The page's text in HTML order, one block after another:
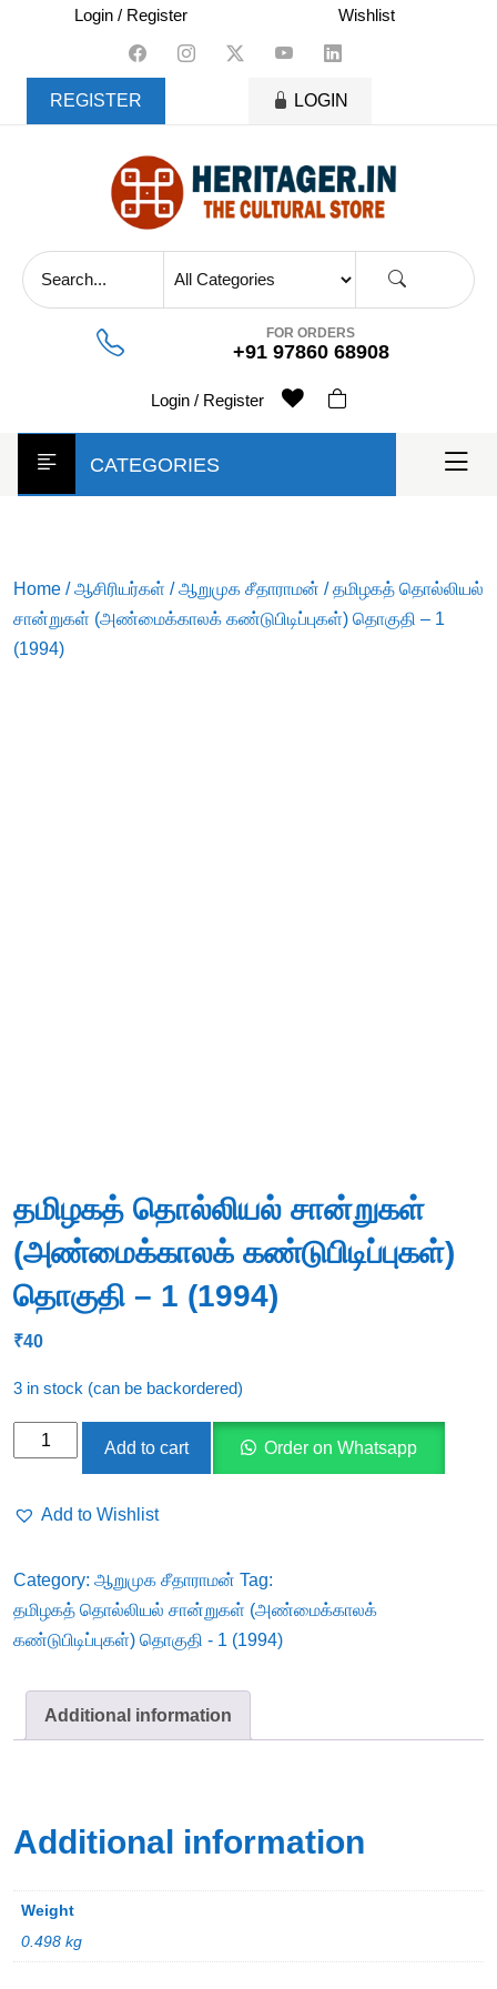
content
Login / Register Wishlist
REGISTER LOGIN
FOR ORDERS
+91 97860 68908
Login / Register
CATEGORIES
Home /ஆசிரியர்கள் /ஆறுமுக சீதாராமன் / தமிழகத் தொல்லியல்
சான்றுகள் (அண்மைக்காலக் கண்டுபிடிப்புகள்) தொகுதி – 1
(1994)
தமிழகத் தொல்லியல் சான்றுகள்
(அண்மைக்காலக் கண்டுபிடிப்புகள்)
தொகுதி – 1 (1994)
₹40
3 in stock (can be backordered)
தமிழகத்
(அண்மைக்காலக்
தொகுதி
-
1
quantity
Add to cart Order on Whatsapp
Add to Wishlist
Category: ஆறுமுக சீதாராமன் Tag:
தமிழகத் தொல்லியல் சான்றுகள் (அண்மைக்காலக்
கண்டுபிடிப்புகள்) தொகுதி - 1 (1994)
Additional information
Additional information
Weight
0.498 kg